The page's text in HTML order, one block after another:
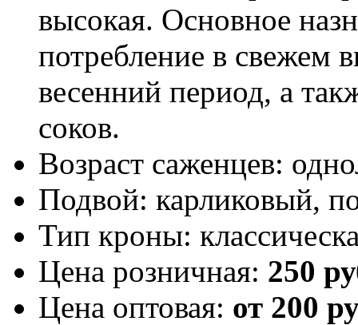
высокая. Основное
потребление в свежем
весенний период, а
соков.
Возраст саженцев:
Подвой: карликовый,
Тип кроны:
Цена розничная: 250
Цена оптовая: от 200